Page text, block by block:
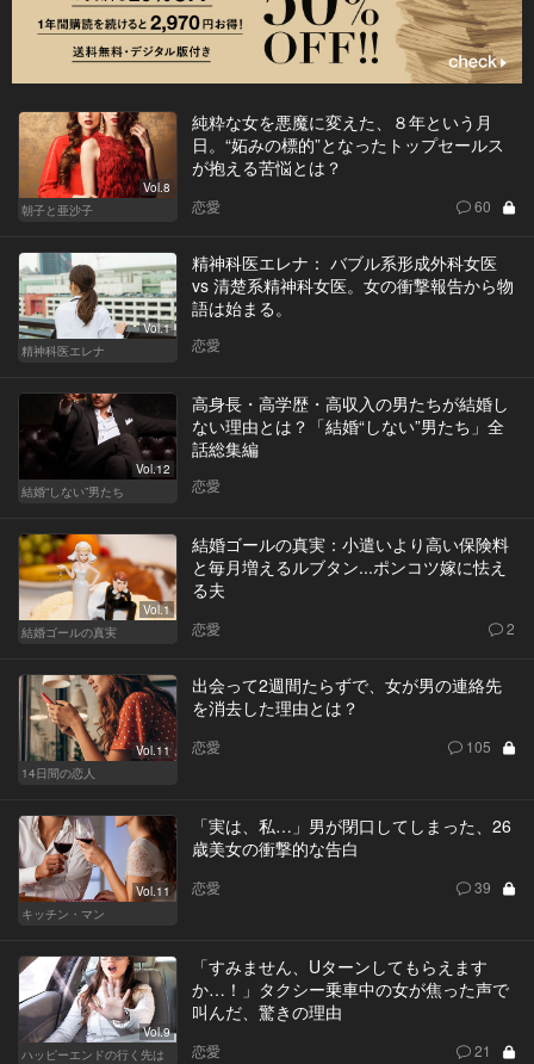
Vol.8
朝子と亜沙子
純粋な女を悪魔に変えた、８年という月
日。“妬みの標的”となったトップセールス
が抱える苦悩とは？
恋愛 60
Vol.1
精神科医エレナ
精神科医エレナ： バブル系形成外科女医
vs 清楚系精神科女医。女の衝撃報告から物
語は始まる。
恋愛
Vol.12
結婚“しない”男たち
高身長・高学歴・高収入の男たちが結婚し
ない理由とは？「結婚“しない”男たち」全
話総集編
恋愛
Vol.1
結婚ゴールの真実
結婚ゴールの真実：小遣いより高い保険料
と毎月増えるルブタン...ポンコツ嫁に怯え
る夫
恋愛 2
Vol.11
14日間の恋人
出会って2週間たらずで、女が男の連絡先
を消去した理由とは？
恋愛 105
Vol.11
キッチン・マン
「実は、私…」男が閉口してしまった、26
歳美女の衝撃的な告白
恋愛 39
Vol.9
ハッピーエンドの行く先は
「すみません、Uターンしてもらえます
か…！」タクシー乗車中の女が焦った声で
叫んだ、驚きの理由
恋愛 21